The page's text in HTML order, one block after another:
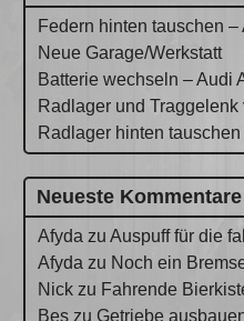
Federn hinten tauschen –
Neue Garage/Werkstatt
Batterie wechseln – Audi
Radlager und
Radlager hinten
Neueste Kommentare
Afyda zuAuspuff für die
Afyda zu Noch ein
Nick zu Fahrende
Bes zuGetriebe